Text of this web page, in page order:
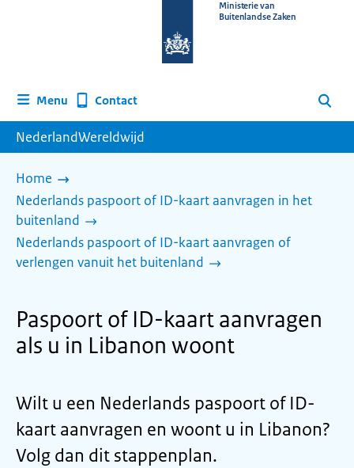
homepage
Ministerie van
Buitenlandse Zaken
Menu Contact Zoeken
NederlandWereldwijd
Home
Nederlands paspoort of ID-kaart aanvragen in het
buitenland
Nederlands paspoort of ID-kaart aanvragen of
verlengen vanuit het buitenland
Paspoort of ID-kaart aanvragen
als u in Libanon woont
Wilt u een Nederlands paspoort of ID-
kaart aanvragen en woont u in Libanon?
Volg dan dit stappenplan.